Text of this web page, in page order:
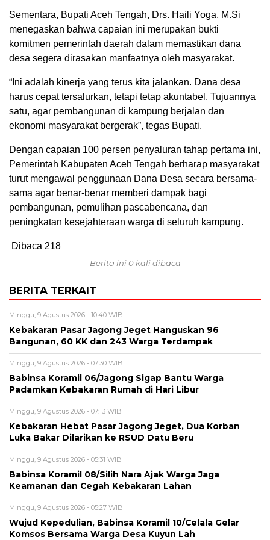
Sementara, Bupati Aceh Tengah, Drs. Haili Yoga, M.Si
menegaskan bahwa capaian ini merupakan bukti
komitmen pemerintah daerah dalam memastikan dana
desa segera dirasakan manfaatnya oleh masyarakat.
“Ini adalah kinerja yang terus kita jalankan. Dana desa
harus cepat tersalurkan, tetapi tetap akuntabel. Tujuannya
satu, agar pembangunan di kampung berjalan dan
ekonomi masyarakat bergerak”, tegas Bupati.
Dengan capaian 100 persen penyaluran tahap pertama ini,
Pemerintah Kabupaten Aceh Tengah berharap masyarakat
turut mengawal penggunaan Dana Desa secara bersama-
sama agar benar-benar memberi dampak bagi
pembangunan, pemulihan pascabencana, dan
peningkatan kesejahteraan warga di seluruh kampung.
Dibaca 218
Berita ini 0 kali dibaca
BERITA TERKAIT
Minggu, 9 Agustus 2026 - 10:40 WIB
‎Kebakaran Pasar Jagong Jeget Hanguskan 96
Bangunan, 60 KK dan 243 Warga Terdampak
Minggu, 9 Agustus 2026 - 07:30 WIB
Babinsa Koramil 06/Jagong Sigap Bantu Warga
Padamkan Kebakaran Rumah di Hari Libur
Minggu, 9 Agustus 2026 - 07:13 WIB
‎Kebakaran Hebat Pasar Jagong Jeget, Dua Korban
Luka Bakar Dilarikan ke RSUD Datu Beru
Minggu, 9 Agustus 2026 - 05:31 WIB
‎Babinsa Koramil 08/Silih Nara Ajak Warga Jaga
Keamanan dan Cegah Kebakaran Lahan
Minggu, 9 Agustus 2026 - 05:27 WIB
‎Wujud Kepedulian, Babinsa Koramil 10/Celala Gelar
Komsos Bersama Warga Desa Kuyun Lah